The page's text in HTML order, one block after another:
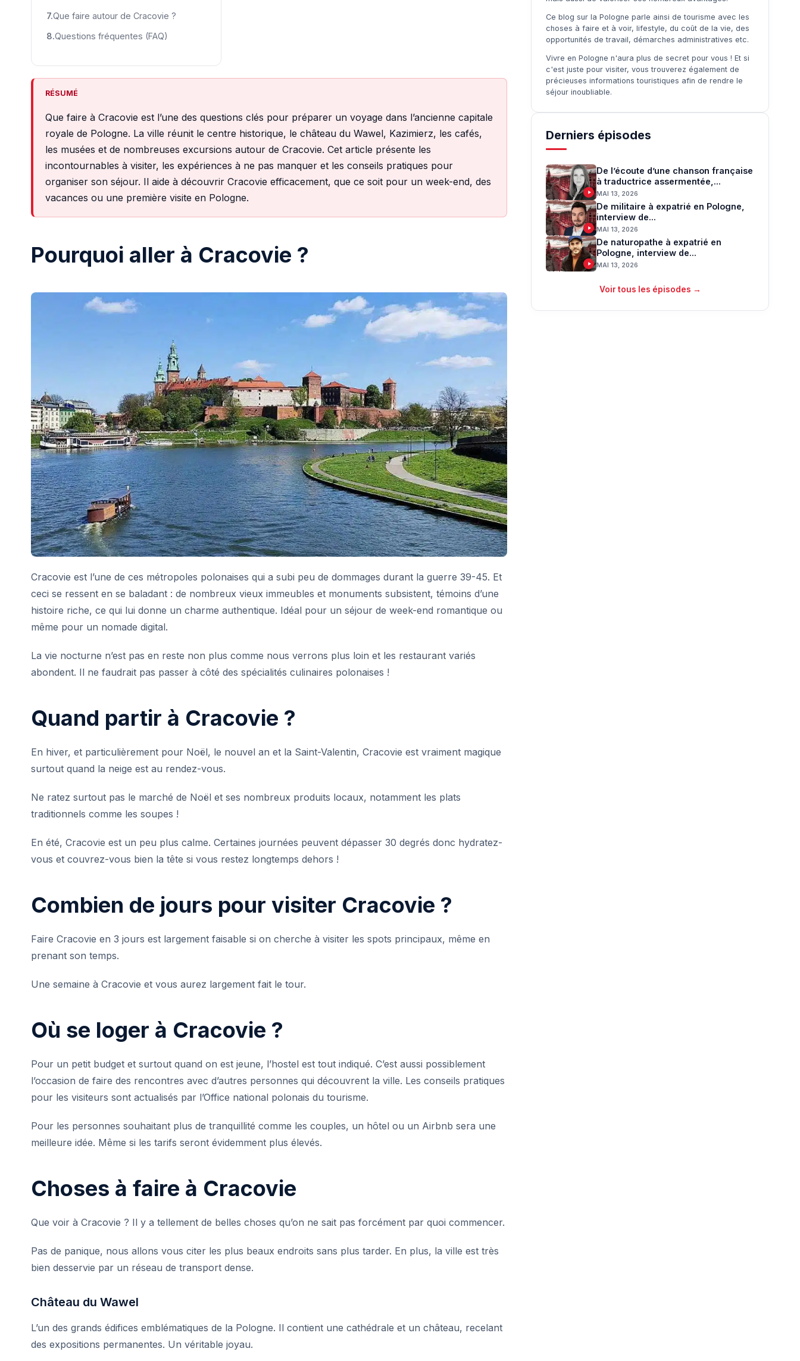
Que faire autour de Cracovie ?
Questions fréquentes (FAQ)
RÉSUMÉ
Que faire à Cracovie est l’une des questions clés pour préparer un voyage dans l’ancienne capitale
royale de Pologne. La ville réunit le centre historique, le château du Wawel, Kazimierz, les cafés,
les musées et de nombreuses excursions autour de Cracovie. Cet article présente les
incontournables à visiter, les expériences à ne pas manquer et les conseils pratiques pour
organiser son séjour. Il aide à découvrir Cracovie efficacement, que ce soit pour un week-end, des
vacances ou une première visite en Pologne.
Pourquoi aller à Cracovie ?
Cracovie est l’une de ces métropoles polonaises qui a subi peu de dommages durant la guerre 39-45. Et
ceci se ressent en se baladant : de nombreux vieux immeubles et monuments subsistent, témoins d’une
histoire riche, ce qui lui donne un charme authentique. Idéal pour un séjour de week-end romantique ou
même pour un nomade digital.
La vie nocturne n’est pas en reste non plus comme nous verrons plus loin et les restaurant variés
abondent. Il ne faudrait pas passer à côté des spécialités culinaires polonaises !
Quand partir à Cracovie ?
En hiver, et particulièrement pour Noël, le nouvel an et la Saint-Valentin, Cracovie est vraiment magique
surtout quand la neige est au rendez-vous.
Ne ratez surtout pas le marché de Noël et ses nombreux produits locaux, notamment les plats
traditionnels comme les soupes !
En été, Cracovie est un peu plus calme. Certaines journées peuvent dépasser 30 degrés donc hydratez-
vous et couvrez-vous bien la tête si vous restez longtemps dehors !
Combien de jours pour visiter Cracovie ?
Faire Cracovie en 3 jours est largement faisable si on cherche à visiter les spots principaux, même en
prenant son temps.
Une semaine à Cracovie et vous aurez largement fait le tour.
Où se loger à Cracovie ?
Pour un petit budget et surtout quand on est jeune, l’hostel est tout indiqué. C’est aussi possiblement
l’occasion de faire des rencontres avec d’autres personnes qui découvrent la ville. Les conseils pratiques
pour les visiteurs sont actualisés par l’Office national polonais du tourisme.
Pour les personnes souhaitant plus de tranquillité comme les couples, un hôtel ou un Airbnb sera une
meilleure idée. Même si les tarifs seront évidemment plus élevés.
Choses à faire à Cracovie
Que voir à Cracovie ? Il y a tellement de belles choses qu’on ne sait pas forcément par quoi commencer.
Pas de panique, nous allons vous citer les plus beaux endroits sans plus tarder. En plus, la ville est très
bien desservie par un réseau de transport dense.
Château du Wawel
L’un des grands édifices emblématiques de la Pologne. Il contient une cathédrale et un château, recelant
des expositions permanentes. Un véritable joyau.
Ce blog sur la Pologne parle ainsi de tourisme avec les
choses à faire et à voir, lifestyle, du coût de la vie, des
opportunités de travail, démarches administratives etc.
Vivre en Pologne n'aura plus de secret pour vous ! Et si
c'est juste pour visiter, vous trouverez également de
précieuses informations touristiques afin de rendre le
séjour inoubliable.
Derniers épisodes
De l’écoute d’une chanson française
à traductrice assermentée,...
MAI 13, 2026
De militaire à expatrié en Pologne,
interview de...
MAI 13, 2026
De naturopathe à expatrié en
Pologne, interview de...
MAI 13, 2026
Voir tous les épisodes →